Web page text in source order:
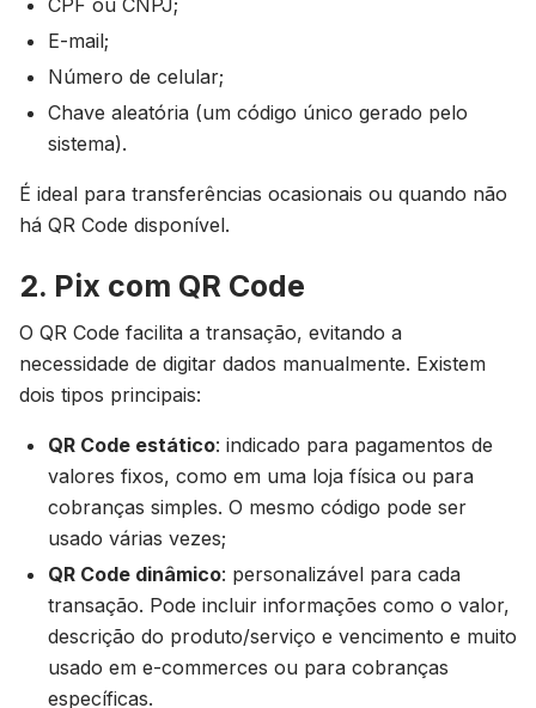
CPF ou CNPJ;
E-mail;
Número de celular;
Chave aleatória (um código único gerado pelo
sistema).
É ideal para transferências ocasionais ou quando não
há QR Code disponível.
2. Pix com QR Code
O QR Code facilita a transação, evitando a
necessidade de digitar dados manualmente. Existem
dois tipos principais:
QR Code estático: indicado para pagamentos de
valores fixos, como em uma loja física ou para
cobranças simples. O mesmo código pode ser
usado várias vezes;
QR Code dinâmico: personalizável para cada
transação. Pode incluir informações como o valor,
descrição do produto/serviço e vencimento e muito
usado em e-commerces ou para cobranças
específicas.